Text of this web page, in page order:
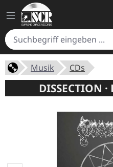
Musik CDs
DISSECTION